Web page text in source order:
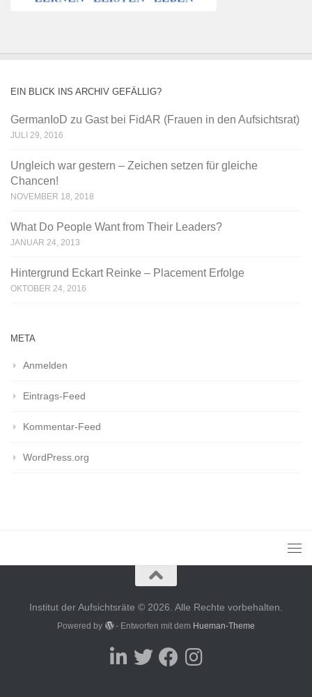
EIN BLICK INS ARCHIV GEFÄLLIG?
GermanIoD zu Gast bei FidAR (Frauen in den Aufsichtsrat)
JULI 29, 2016
Ungleich war gestern – Zeichen setzen für gleiche
Chancen!
NOVEMBER 18, 2018
What Do People Want from Their Leaders?
JANUAR 24, 2013
Hintergrund Eckart Reinke – Placement Erfolge
OKTOBER 24, 2016
META
Anmelden
Eintrags-Feed
Kommentar-Feed
WordPress.org
Institut der Aufsichtsräte © 2026. Alle Rechte vorbehalten.
Powered by - Entworfen mit dem Hueman-Theme